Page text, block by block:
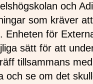
och
som kräver
Enheten för
sätt för att
tillsammans
och se om det